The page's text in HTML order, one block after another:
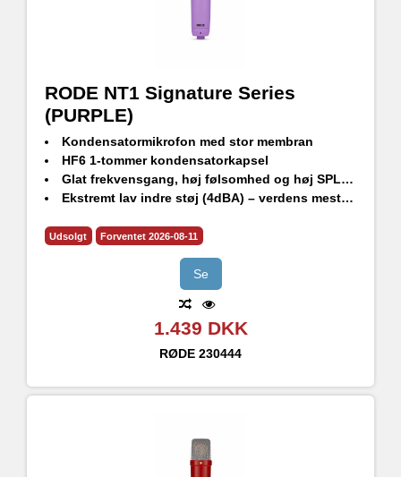
RODE NT1 Signature Series
(PURPLE)
Kondensatormikrofon med stor membran
HF6 1-tommer kondensatorkapsel
Glat frekvensgang, høj følsomhed og høj SPL-håndtering
Ekstremt lav indre støj (4dBA) – verdens mest støjsvage studiekondensatormikrofon
Stødbeslag i studiekvalitet, popfilter og premium XLR-kabel medfølger
Udsolgt Forventet 2026-08-11
Se
1.439 DKK
RØDE 230444